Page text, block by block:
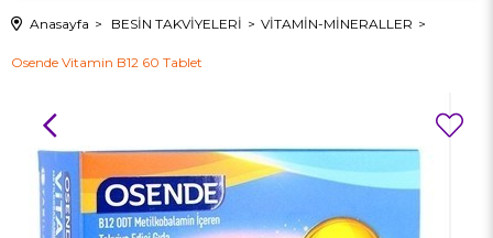
Anasayfa BESİN TAKVİYELERİ VİTAMİN-MİNERALLER
Osende Vitamin B12 60 Tablet